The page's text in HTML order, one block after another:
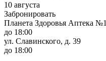
10 августа
Забронировать
Планета Здоровья Аптека №1
до 18:00
ул. Славинского, д. 39
до 18:00